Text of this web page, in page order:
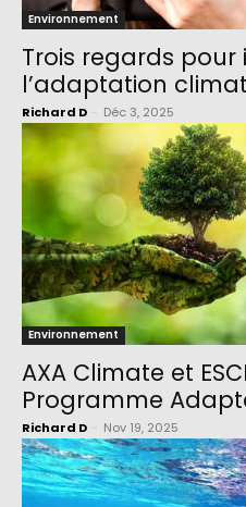
Environnement
Trois regards pour
l’adaptation
Richard D Déc 3, 2025
Environnement
AXA Climate et
Programme
Richard D Nov 19, 2025